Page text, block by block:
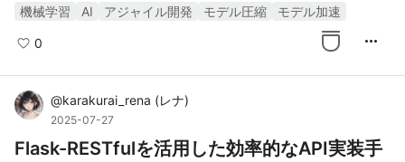
機械学習 AI アジャイル開発 モデル圧縮 モデル加速
0 more_horiz
@karakurai_rena (レナ)
2025-07-27
Flask-RESTfulを活用した効率的なAPI実装手